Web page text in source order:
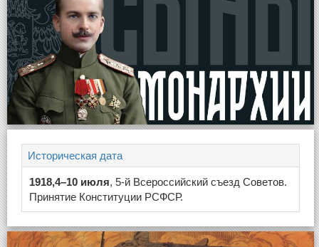
Историческая дата
1918,4–10 июля, 5-й Всероссийский съезд Советов.
Принятие Конституции РСФСР.